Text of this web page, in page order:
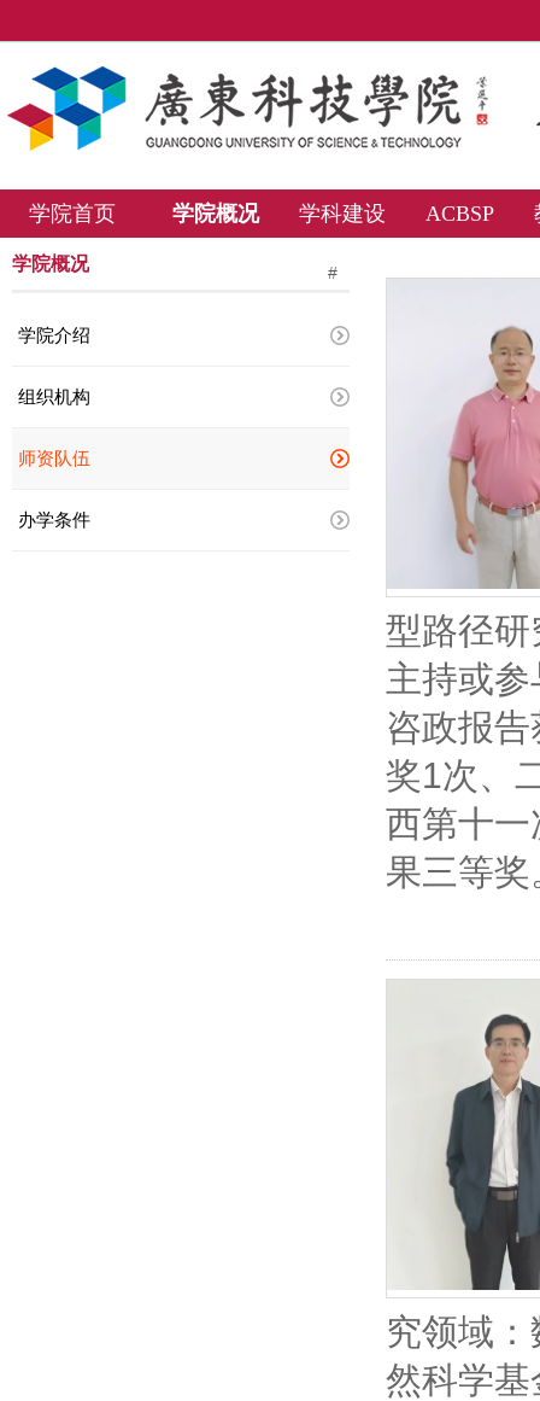
学院首页 学院概况 学科建设 ACBSP
学院概况 #
学院介绍
组织机构
师资队伍
办学条件
型路径
主持或
咨政报
奖1次、
西第十
果三等奖
究领域
然科学